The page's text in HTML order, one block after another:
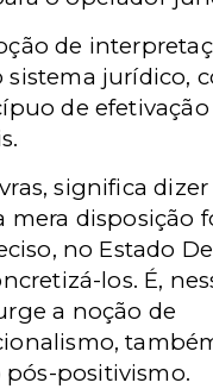
de
sistema jurídico,
de
significa
mera disposição
no Estado
los. É,
a noção de
positivismo.